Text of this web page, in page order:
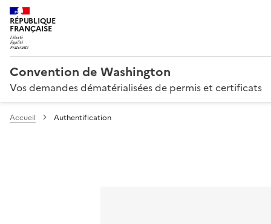
RÉPUBLIQUE
FRANÇAISE
Convention de Washington
Vos demandes dématérialisées de permis et certificats
Accueil Authentification